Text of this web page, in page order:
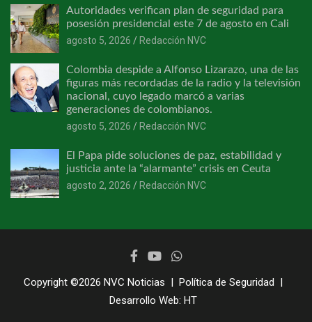
Autoridades verifican plan de seguridad para
posesión presidencial este 7 de agosto en Cali
agosto 5, 2026
Redacción NVC
Colombia despide a Alfonso Lizarazo, una de las
figuras más recordadas de la radio y la televisión
nacional, cuyo legado marcó a varias
generaciones de colombianos.
agosto 5, 2026
Redacción NVC
El Papa pide soluciones de paz, estabilidad y
justicia ante la “alarmante” crisis en Ceuta
agosto 2, 2026
Redacción NVC
Copyright ©2026 NVC Noticias
Política de Seguridad
Desarrollo Web: HT